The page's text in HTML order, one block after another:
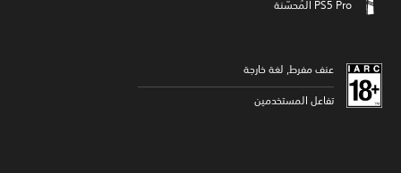
عنف مفرط, لغة خارجة
تفاعل المستخدمين